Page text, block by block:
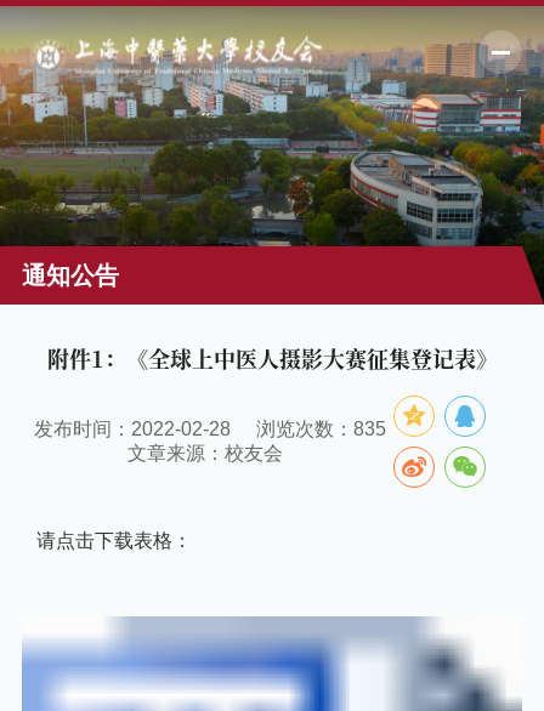
通知公告
附件1：《全球上中医人摄影大赛征集登记表》
发布时间：2022-02-28 浏览次数：835
文章来源：校友会
请点击下载表格：